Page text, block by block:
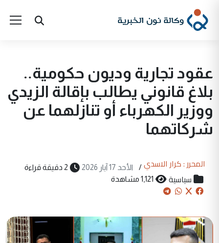
عقود تجارية وديون حكومية..
بلاغ قانوني يطالب بإقالة الزيدي
ووزير الكهرباء أو تنازلهما عن
شركاتهما
المحرر : كرار الاسدي / الأحد 17 آيار 2026 2 دقيقة قراءة
سياسية 1,121 مشاهدة